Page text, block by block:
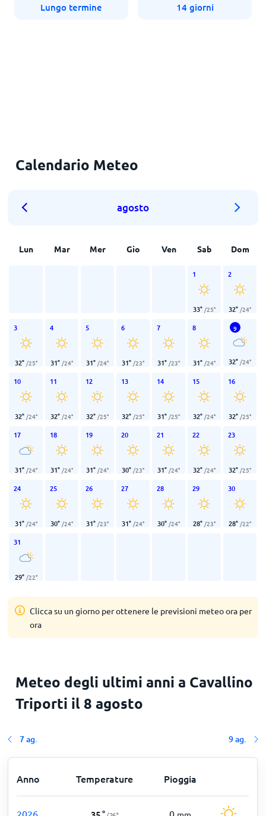
Lungo termine 14 giorni
Calendario Meteo
agosto
Lun Mar Mer Gio Ven Sab Dom
1
33° /25°
2
32° /24°
3
32° /25°
4
31° /24°
5
31° /24°
6
31° /23°
7
31° /23°
8
31° /24°
9
32° /24°
10
32° /24°
11
32° /24°
12
32° /25°
13
32° /25°
14
31° /25°
15
32° /24°
16
32° /25°
17
31° /24°
18
31° /24°
19
31° /24°
20
30° /23°
21
31° /24°
22
32° /24°
23
32° /25°
24
31° /24°
25
30° /24°
26
31° /23°
27
31° /24°
28
30° /24°
29
28° /23°
30
28° /22°
31
29° /22°
Clicca su un giorno per ottenere le previsioni meteo ora per
ora
Meteo degli ultimi anni a Cavallino
Triporti il 8 agosto
7 ag. 9 ag.
Anno Temperature Pioggia
2026 0